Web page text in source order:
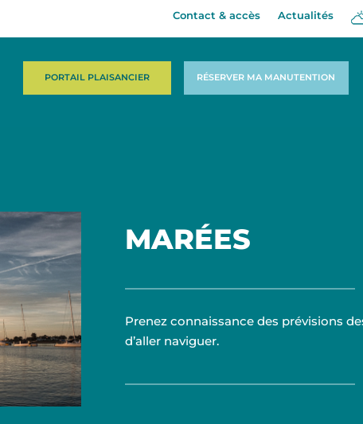
Contact & accès Actualités
PORTAIL PLAISANCIER RÉSERVER MA MANUTENTION
MARÉES
Prenez connaissance des prévisions
d’aller naviguer.